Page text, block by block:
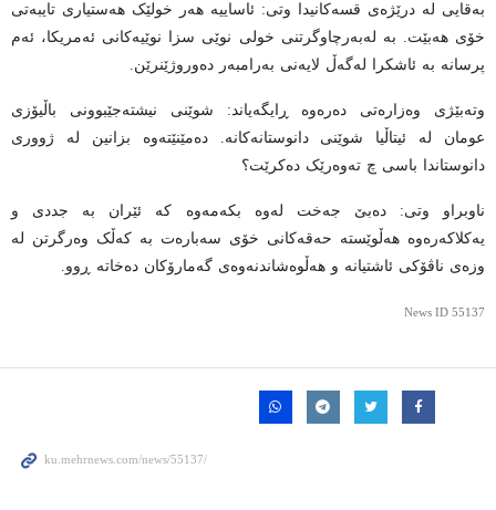
بەقایی لە درێژەی قسەکانیدا وتی: ئاساییە هەر خولێک هەستیاری تایبەتی
خۆی هەبێت. بە لەبەرچاوگرتنی خولی نوێی سزا نوێیەکانی ئەمریکا، ئەم
پرسانە بە ئاشکرا لەگەڵ لایەنی بەرامبەر دەوروژێنرێن.
وتەبێژی وەزارەتی دەرەوە ڕایگەیاند: شوێنی نیشتەجێبوونی باڵیۆزی
عومان لە ئیتاڵیا شوێنی دانوستانەکانە. دەمێنێتەوە بزانین لە ژووری
دانوستاندا باسی چ تەوەرێک دەکرێت؟
ناوبراو وتی: دەبێ جەخت لەوە بکەمەوە کە ئێران بە جددی و
یەکلاکەرەوە هەڵوێستە حەقەکانی خۆی سەبارەت بە کەڵک وەرگرتن لە
وزەی ناڤۆکی ئاشتیانە و هەڵوەشاندنەوەی گەمارۆکان دەخاتە ڕوو.
News ID 55137